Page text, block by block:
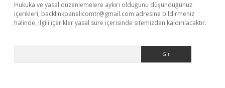
Hukuka ve yasal düzenlemelere aykırı olduğunu düşündüğünüz
içerikleri, backlinkpanelicomtr@gmail.com adresine bildirmeniz
halinde, ilgili içerikler yasal süre içerisinde sitemizden kaldırılacaktır.